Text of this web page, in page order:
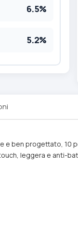
6.5%
5.2%
e ben progettato,
leggera e anti-